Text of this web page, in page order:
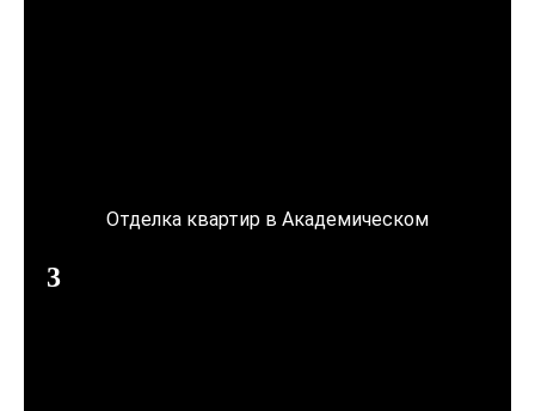
Отделка квартир в Академическом